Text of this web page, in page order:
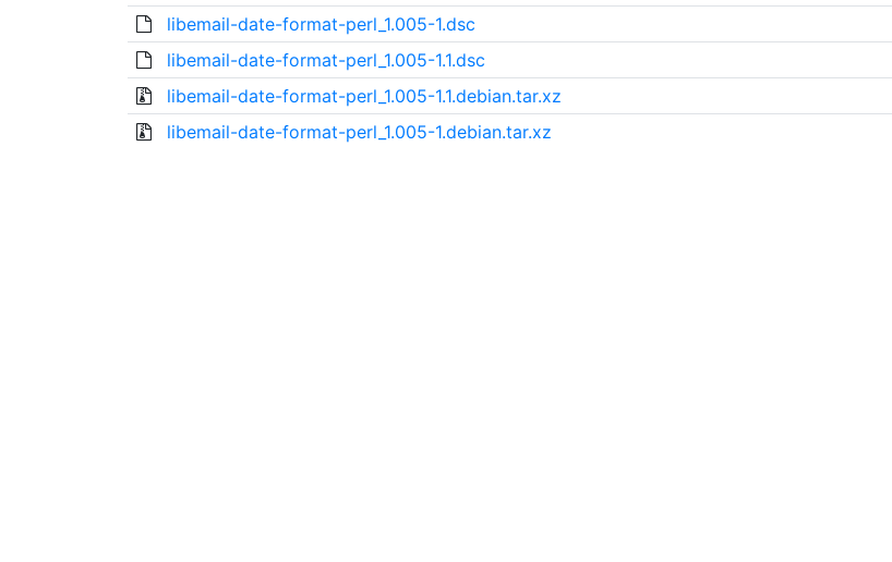
libemail-date-format-perl_1.005-1.dsc
libemail-date-format-perl_1.005-1.1.dsc
libemail-date-format-perl_1.005-1.1.debian.tar.xz
libemail-date-format-perl_1.005-1.debian.tar.xz